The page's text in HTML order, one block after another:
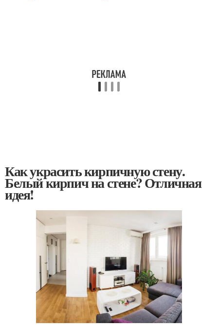
Как украсить кирпичную стену.
Белый кирпич на стене? Отличная
идея!